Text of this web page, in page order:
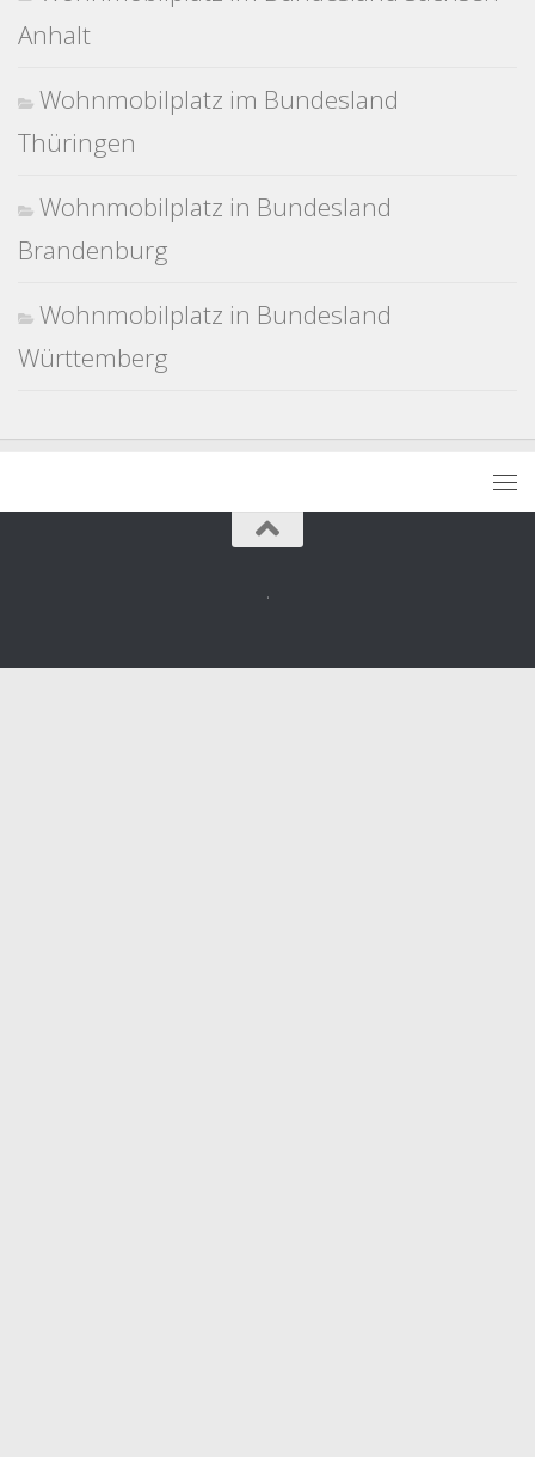
Anhalt
Wohnmobilplatz im Bundesland
Thüringen
Wohnmobilplatz in Bundesland
Brandenburg
Wohnmobilplatz in Bundesland
Württemberg
.